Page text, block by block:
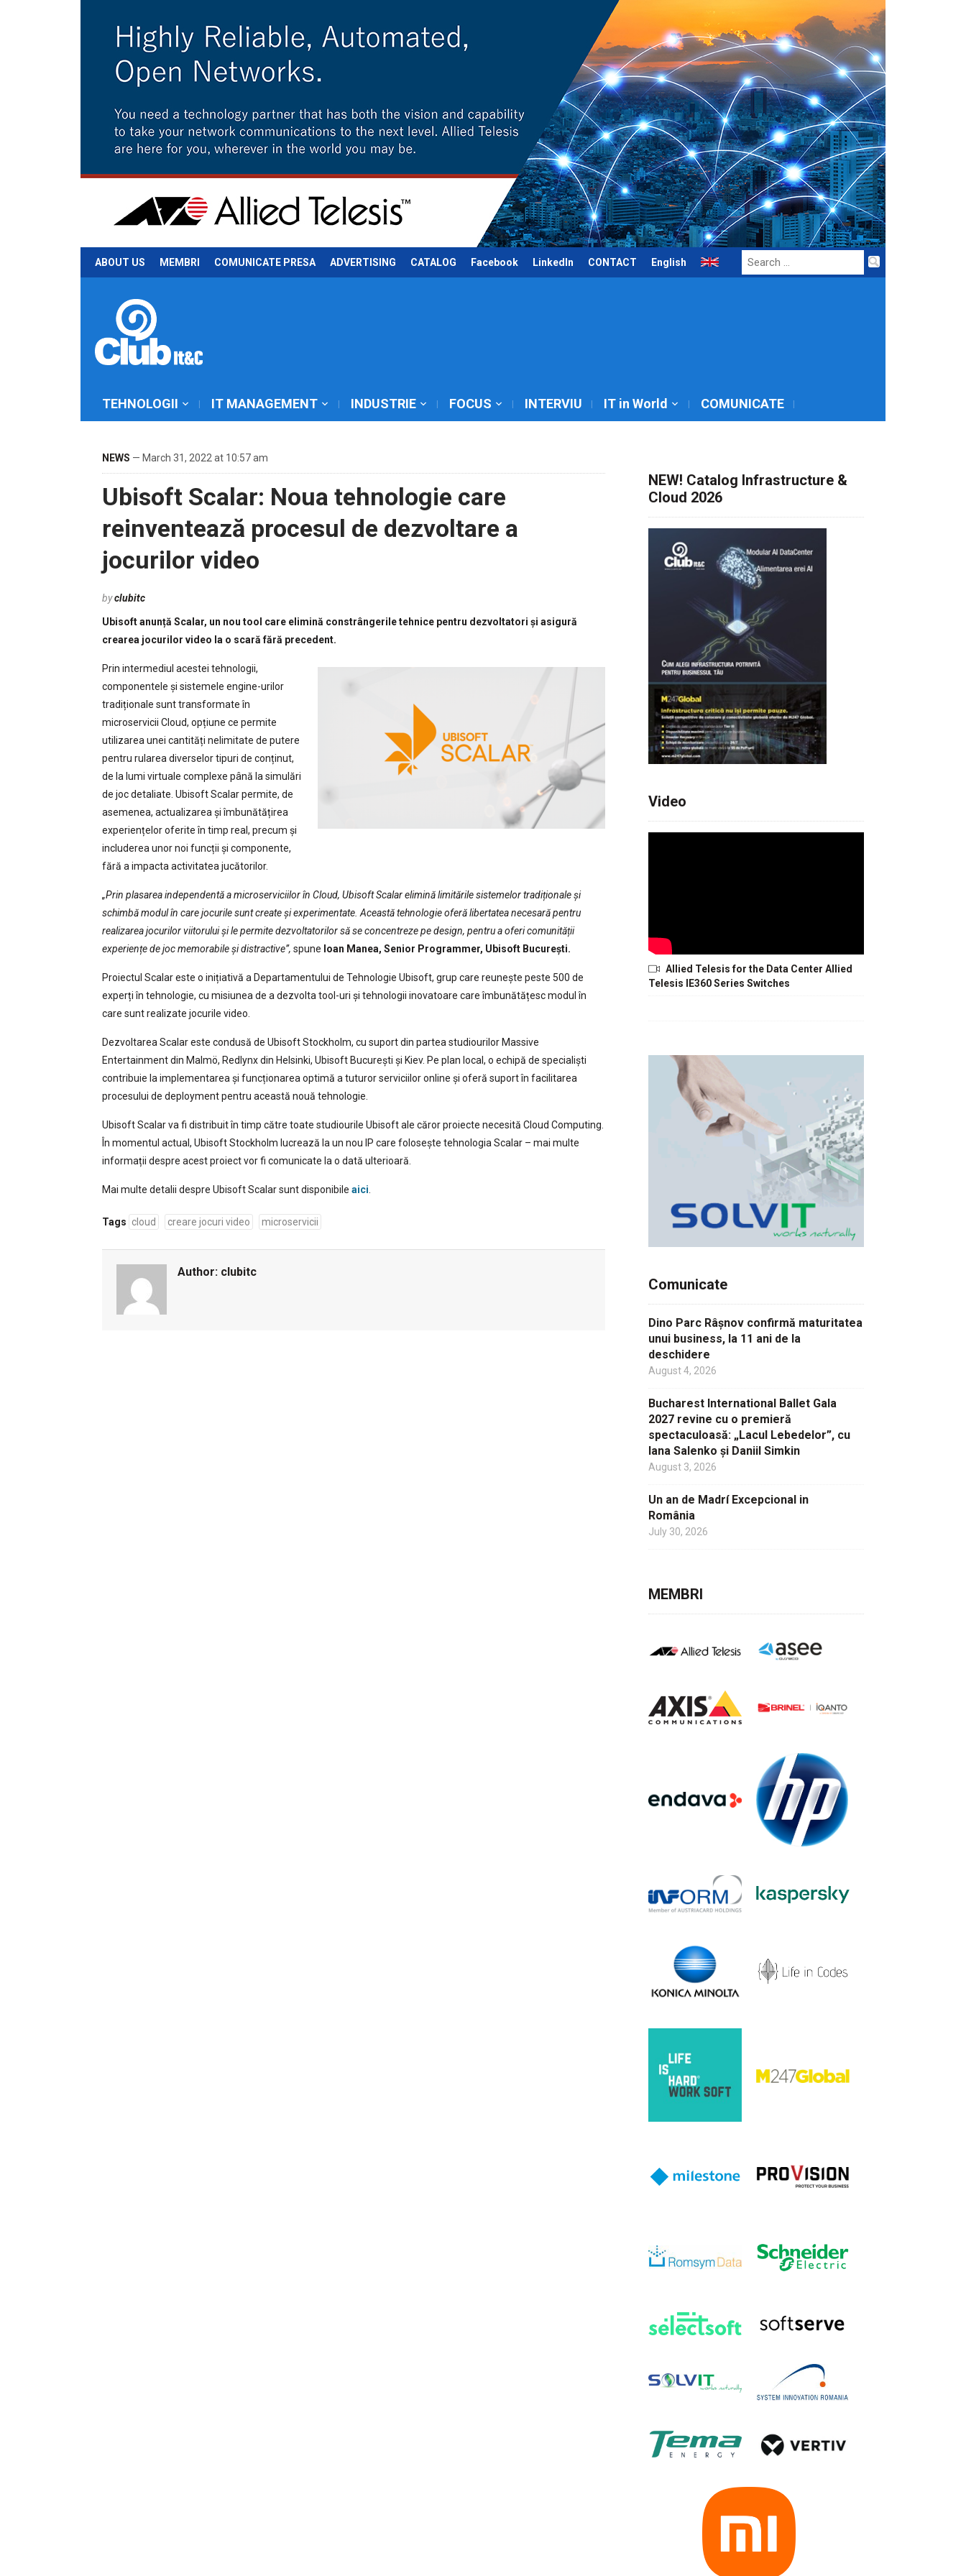
ABOUT US MEMBRI COMUNICATE PRESA ADVERTISING CATALOG Facebook LinkedIn CONTACT English
Search
for:
TEHNOLOGII IT MANAGEMENT INDUSTRIE FOCUS INTERVIU IT in World COMUNICATE
NEWS — March 31, 2022 at 10:57 am
Ubisoft Scalar: Noua tehnologie care
reinventează procesul de dezvoltare a
jocurilor video
byclubitc
Ubisoft anunță Scalar, un nou tool care elimină constrângerile tehnice pentru dezvoltatori și asigură
crearea jocurilor video la o scară fără precedent.
Prin intermediul acestei tehnologii,
componentele și sistemele engine-urilor
tradiționale sunt transformate în
microservicii Cloud, opțiune ce permite
utilizarea unei cantități nelimitate de putere
pentru rularea diverselor tipuri de conținut,
de la lumi virtuale complexe până la simulări
de joc detaliate. Ubisoft Scalar permite, de
asemenea, actualizarea și îmbunătățirea
experiențelor oferite în timp real, precum și
includerea unor noi funcții și componente,
fără a impacta activitatea jucătorilor.
„Prin plasarea independentă a microserviciilor în Cloud, Ubisoft Scalar elimină limitările sistemelor tradiționale și
schimbă modul în care jocurile sunt create și experimentate. Această tehnologie oferă libertatea necesară pentru
realizarea jocurilor viitorului și le permite dezvoltatorilor să se concentreze pe design, pentru a oferi comunității
experiențe de joc memorabile și distractive”, spune Ioan Manea, Senior Programmer, Ubisoft București.
Proiectul Scalar este o inițiativă a Departamentului de Tehnologie Ubisoft, grup care reunește peste 500 de
experți în tehnologie, cu misiunea de a dezvolta tool-uri și tehnologii inovatoare care îmbunătățesc modul în
care sunt realizate jocurile video.
Dezvoltarea Scalar este condusă de Ubisoft Stockholm, cu suport din partea studiourilor Massive
Entertainment din Malmö, Redlynx din Helsinki, Ubisoft București și Kiev. Pe plan local, o echipă de specialiști
contribuie la implementarea și funcționarea optimă a tuturor serviciilor online și oferă suport în facilitarea
procesului de deployment pentru această nouă tehnologie.
Ubisoft Scalar va fi distribuit în timp către toate studiourile Ubisoft ale căror proiecte necesită Cloud Computing.
În momentul actual, Ubisoft Stockholm lucrează la un nou IP care folosește tehnologia Scalar – mai multe
informații despre acest proiect vor fi comunicate la o dată ulterioară.
Mai multe detalii despre Ubisoft Scalar sunt disponibile aici.
Tags cloud creare jocuri video microservicii
Author: clubitc
NEW! Catalog Infrastructure &
Cloud 2026
Video
Allied Telesis for the Data Center Allied
Telesis IE360 Series Switches
Comunicate
Dino Parc Râșnov confirmă maturitatea
unui business, la 11 ani de la
deschidere
August 4, 2026
Bucharest International Ballet Gala
2027 revine cu o premieră
spectaculoasă: „Lacul Lebedelor”, cu
Iana Salenko și Daniil Simkin
August 3, 2026
Un an de Madrí Excepcional in
România
July 30, 2026
MEMBRI